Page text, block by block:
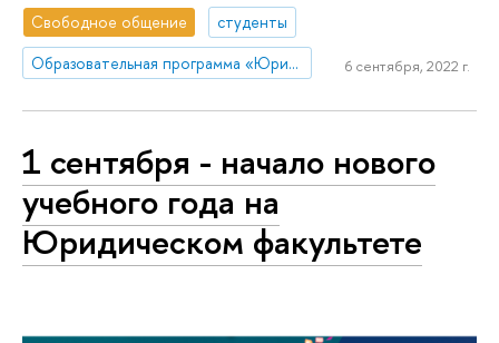
Свободное общение
студенты
Образовательная программа «Юриспруденция»
6 сентября, 2022 г.
1 сентября - начало нового
учебного года на
Юридическом факультете